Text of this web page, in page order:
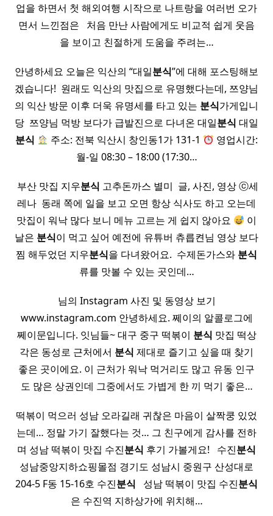
업을 하면서 첫 해외여행 시작으로 나트랑을 여러번 오가
면서 느낀점은 ​ ​ 처음 만난 사람에게도 비교적 쉽게 웃음
을 보이고 친절하게 도움을 주려는…
안녕하세요 오늘은 익산의 “대일분식”에 대해 포스팅해보
겠습니다! ​ 원래도 익산의 맛집으로 유명했다는데, 쯔양님
의 익산 방문 이후 더욱 유명세를 타고 있는 분식가게입니
당 ​ 쯔양님 먹방 보다가 급발진으로 다녀온 대일분식 대일
분식
주소: 전북 익산시 창인동1가 131-1
영업시간:
월-일 08:30 – 18:00 (17:30…
​ 부산 맛집 지우분식 고추돈까스 별미 ​ 글, 사진, 영상 ⓒ세
레나 ​ 동래 쪽에 일을 보고 오면 항상 식사도 하고 오는데
맛집이 워낙 많다 보니 메뉴 고르는 게 쉽지 않아요
이
날은 분식이 먹고 싶어 예전에 유튜버 츄릅켠님 영상 보다
찜 해두었던 지우분식을 다녀왔어요. ​ 수제돈가스와 분식
류를 맛볼 수 있는 곳인데…
님의 Instagram 사진 및 동영상 보기
www.instagram.com 안녕하세요. 쩨이의 알콜로그에
쩨이문입니다. 잇님들~ 대구 중구 떡볶이 분식 맛집 떡상
각은 동성로 근처에서 분식 제대로 즐기고 싶을 때 찾기
좋은 곳이에요. 이 근처가 워낙 먹거리도 많고 유동 인구
도 많은 상권인데 그중에서도 가볍게 한 끼 먹기 좋은…
떡볶이 먹으러 성남 오라길래 귀찮은 마음이 살짝쿵 있었
는데… 정말 가기 잘했다는 것… 그 친구에게 감사를 전하
며 성남 떡볶이 맛집 수진분식 후기 가볼게요! ​ ​ 수진분식
성남중앙지하쇼핑몰점 경기도 성남시 중원구 산성대로
204-5 F동 15-16호 수진분식 ​ ​ 성남 떡볶이 맛집 수진분식
은 수진역 지하상가에 위치해…